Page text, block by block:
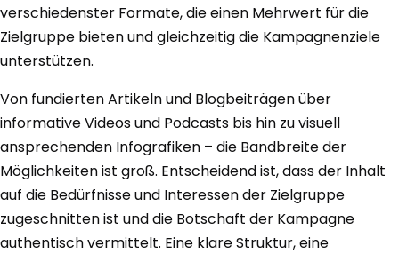
verschiedenster Formate, die einen Mehrwert für die
Zielgruppe bieten und gleichzeitig die Kampagnenziele
unterstützen.
Von fundierten Artikeln und Blogbeiträgen über
informative Videos und Podcasts bis hin zu visuell
ansprechenden Infografiken – die Bandbreite der
Möglichkeiten ist groß. Entscheidend ist, dass der Inhalt
auf die Bedürfnisse und Interessen der Zielgruppe
zugeschnitten ist und die Botschaft der Kampagne
authentisch vermittelt. Eine klare Struktur, eine